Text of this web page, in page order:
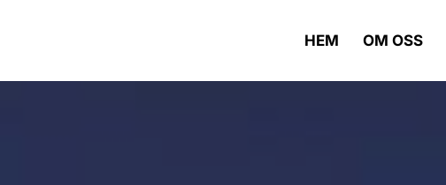
HEM OM OSS